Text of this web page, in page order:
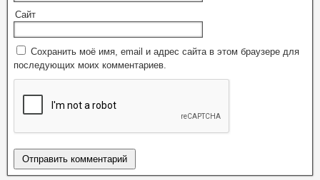
Сайт
Сохранить моё имя, email и адрес сайта в этом браузере для
последующих моих комментариев.